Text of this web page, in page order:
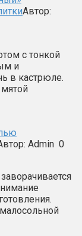
Автор:
с тонкой
и
в кастрюле.
Admin 0